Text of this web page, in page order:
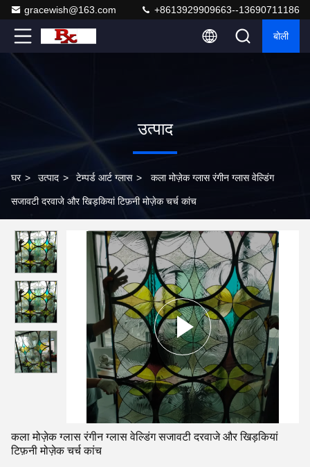
gracewish@163.com +8613929909663--13690711186
बोली
उत्पाद
घर > उत्पाद > टेम्पर्ड आर्ट ग्लास > कला मोज़ेक ग्लास रंगीन ग्लास वेल्डिंग
सजावटी दरवाजे और खिड़कियां टिफ़नी मोज़ेक चर्च कांच
कला मोज़ेक ग्लास रंगीन ग्लास वेल्डिंग सजावटी दरवाजे और खिड़कियां
टिफ़नी मोज़ेक चर्च कांच